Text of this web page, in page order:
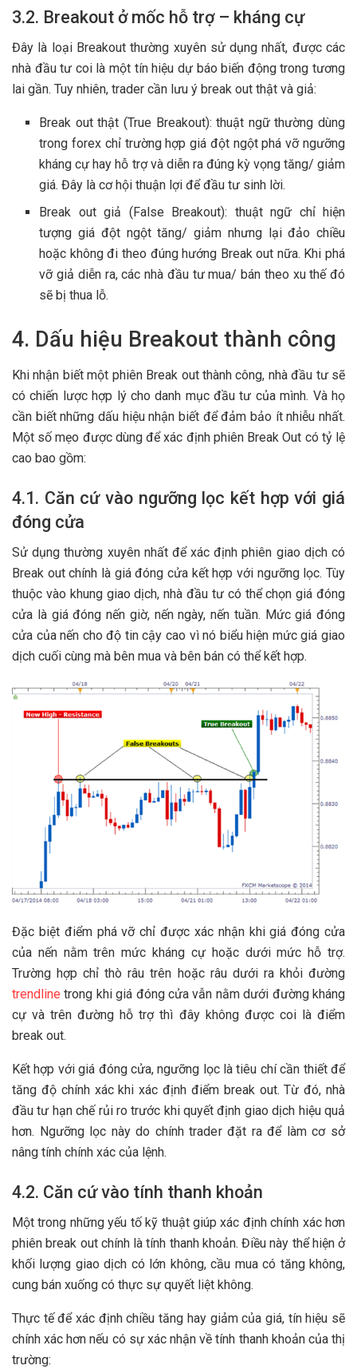
3.2. Breakout ở mốc hỗ trợ – kháng cự
Đây là loại Breakout thường xuyên sử dụng nhất, được các
nhà đầu tư coi là một tín hiệu dự báo biến động trong tương
lai gần. Tuy nhiên, trader cần lưu ý break out thật và giả:
Break out thật (True Breakout): thuật ngữ thường dùng
trong forex chỉ trường hợp giá đột ngột phá vỡ ngưỡng
kháng cự hay hỗ trợ và diễn ra đúng kỳ vọng tăng/ giảm
giá. Đây là cơ hội thuận lợi để đầu tư sinh lời.
Break out giả (False Breakout): thuật ngữ chỉ hiện
tượng giá đột ngột tăng/ giảm nhưng lại đảo chiều
hoặc không đi theo đúng hướng Break out nữa. Khi phá
vỡ giả diễn ra, các nhà đầu tư mua/ bán theo xu thế đó
sẽ bị thua lỗ.
4. Dấu hiệu Breakout thành công
Khi nhận biết một phiên Break out thành công, nhà đầu tư sẽ
có chiến lược hợp lý cho danh mục đầu tư của mình. Và họ
cần biết những dấu hiệu nhận biết để đảm bảo ít nhiễu nhất.
Một số mẹo được dùng để xác định phiên Break Out có tỷ lệ
cao bao gồm:
4.1. Căn cứ vào ngưỡng lọc kết hợp với giá
đóng cửa
Sử dụng thường xuyên nhất để xác định phiên giao dịch có
Break out chính là giá đóng cửa kết hợp với ngưỡng lọc. Tùy
thuộc vào khung giao dịch, nhà đầu tư có thể chọn giá đóng
cửa là giá đóng nến giờ, nến ngày, nến tuần. Mức giá đóng
cửa của nến cho độ tin cậy cao vì nó biểu hiện mức giá giao
dịch cuối cùng mà bên mua và bên bán có thể kết hợp.
Đặc biệt điểm phá vỡ chỉ được xác nhận khi giá đóng cửa
của nến nằm trên mức kháng cự hoặc dưới mức hỗ trợ.
Trường hợp chỉ thò râu trên hoặc râu dưới ra khỏi đường
trendline trong khi giá đóng cửa vẫn nằm dưới đường kháng
cự và trên đường hỗ trợ thì đây không được coi là điểm
break out.
Kết hợp với giá đóng cửa, ngưỡng lọc là tiêu chí cần thiết để
tăng độ chính xác khi xác định điểm break out. Từ đó, nhà
đầu tư hạn chế rủi ro trước khi quyết định giao dịch hiệu quả
hơn. Ngưỡng lọc này do chính trader đặt ra để làm cơ sở
nâng tính chính xác của lệnh.
4.2. Căn cứ vào tính thanh khoản
Một trong những yếu tố kỹ thuật giúp xác định chính xác hơn
phiên break out chính là tính thanh khoản. Điều này thể hiện ở
khối lượng giao dịch có lớn không, cầu mua có tăng không,
cung bán xuống có thực sự quyết liệt không.
Thực tế để xác định chiều tăng hay giảm của giá, tín hiệu sẽ
chính xác hơn nếu có sự xác nhận về tính thanh khoản của thị
trường: